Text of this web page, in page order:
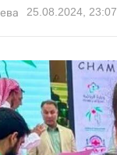
25.08.2024, 23:07